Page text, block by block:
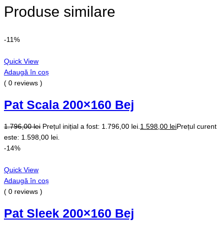
Produse similare
-11%
Quick View
Adaugă în coș
( 0 reviews )
Pat Scala 200×160 Bej
1.796,00lei Prețul inițial a fost: 1.796,00 lei. 1.598,00 leiPrețul curent
este: 1.598,00 lei.
-14%
Quick View
Adaugă în coș
( 0 reviews )
Pat Sleek 200×160 Bej